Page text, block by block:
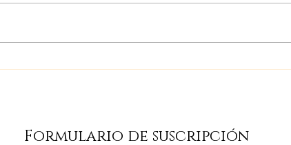
Formulario de suscripción